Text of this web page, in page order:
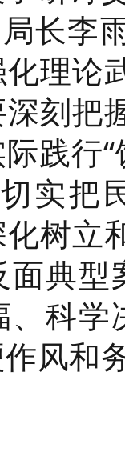
长李
理论
刻把
践行
实把
树立
典型
科学
风和